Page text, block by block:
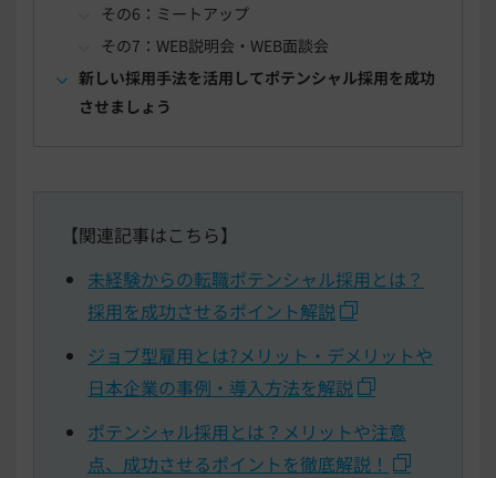
その6：ミートアップ
その7：WEB説明会・WEB面談会
新しい採用手法を活用してポテンシャル採用を成功
させましょう
【関連記事はこちら】
未経験からの転職ポテンシャル採用とは？
採用を成功させるポイント解説
ジョブ型雇用とは?メリット・デメリットや
日本企業の事例・導入方法を解説
ポテンシャル採用とは？メリットや注意
点、成功させるポイントを徹底解説！